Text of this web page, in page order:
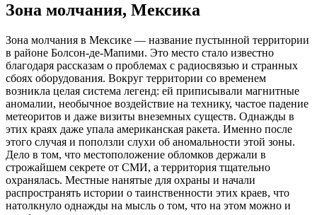
Зона молчания, Мексика
Зона молчания в Мексике — название пустынной территории
в районе Болсон-де-Мапими. Это место стало известно
благодаря рассказам о проблемах с радиосвязью и странных
сбоях оборудования. Вокруг территории со временем
возникла целая система легенд: ей приписывали магнитные
аномалии, необычное воздействие на технику, частое падение
метеоритов и даже визиты внеземных существ. Однажды в
этих краях даже упала американская ракета. Именно после
этого случая и поползли слухи об аномальности этой зоны.
Дело в том, что местоположение обломков держали в
строжайшем секрете от СМИ, а территория тщательно
охранялась. Местные нанятые для охраны и начали
распространять истории о таинственности этих краев, что
натолкнуло однажды на мысль о том, что на этом можно и